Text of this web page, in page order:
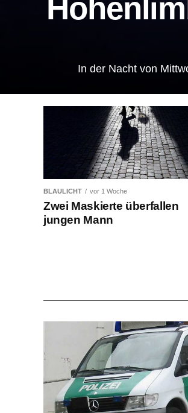
In der Nacht von
BLAULICHT vor 1 Woche
Zwei Maskierte überfallen
jungen Mann